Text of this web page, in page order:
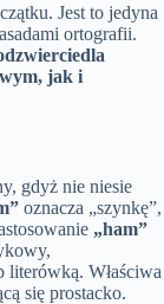
Jest to jedyna
ortografii.
jak i
gdyż nie niesie
oznacza „szynkę”,
„ham”
literówką. Właściwa
się prostacko.